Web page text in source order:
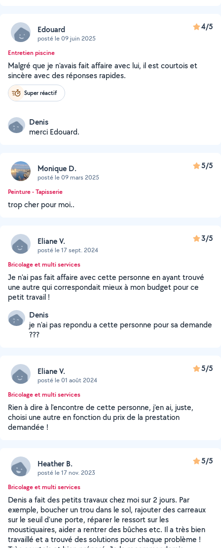
Edouard
posté le 09 juin 2025
4/5
Entretien piscine
Malgré que je n'avais fait affaire avec lui, il est courtois et
sincère avec des réponses rapides.
Super réactif
Denis
merci Edouard.
Monique D.
posté le 09 mars 2025
5/5
Peinture - Tapisserie
trop cher pour moi..
Eliane V.
posté le 17 sept. 2024
3/5
Bricolage et multi services
Je n'ai pas fait affaire avec cette personne en ayant trouvé
une autre qui correspondait mieux à mon budget pour ce
petit travail !
Denis
je n'ai pas repondu a cette personne pour sa demande
???
Eliane V.
posté le 01 août 2024
5/5
Bricolage et multi services
Rien à dire à l'encontre de cette personne, j'en ai, juste,
choisi une autre en fonction du prix de la prestation
demandée !
Heather B.
posté le 17 nov. 2023
5/5
Bricolage et multi services
Denis a fait des petits travaux chez moi sur 2 jours. Par
exemple, boucher un trou dans le sol, rajouter des carreaux
sur le seuil d'une porte, réparer le ressort sur les
moustiquaires, aider a rentrer des bûches etc. Il a très bien
travaillé et a trouvé des solutions pour chaque problème !